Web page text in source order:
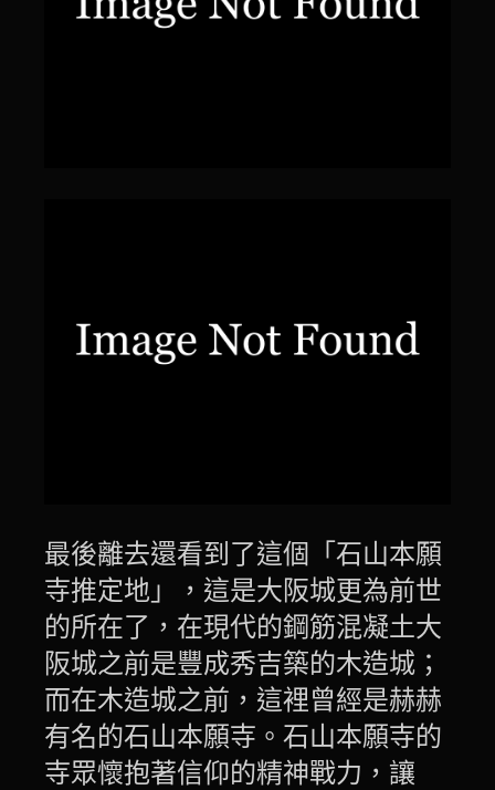
最後離去還看到了這個「石山本願
寺推定地」，這是大阪城更為前世
的所在了，在現代的鋼筋混凝土大
阪城之前是豐成秀吉築的木造城；
而在木造城之前，這裡曾經是赫赫
有名的石山本願寺。石山本願寺的
寺眾懷抱著信仰的精神戰力，讓